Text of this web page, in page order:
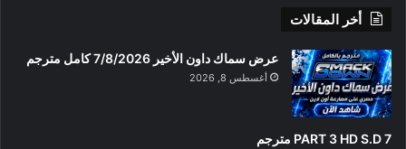
أخر المقالات
عرض سماك داون الأخير 7/8/2026 كامل مترجم
أغسطس 8, 2026
PART 3 HD S.D 7 مترجم